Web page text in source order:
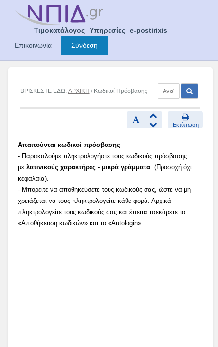
Τιμοκατάλογος Υπηρεσίες
e-postirixis
Επικοινωνία
Σύνδεση
ΒΡΙΣΚΕΣΤΕ ΕΔΩ: ΑΡΧΙΚΗ / Κωδικοί Πρόσβασης
Εκτύπωση
Απαιτούνται κωδικοί πρόσβασης
- Παρακαλούμε πληκτρολογήστε τους κωδικούς πρόσβασης
με λατινικούς χαρακτήρες - μικρά γράμματα(Προσοχή όχι
κεφαλαία).
- Μπορείτε να αποθηκεύσετε τους κωδικούς σας, ώστε να μη
χρειάζεται να τους πληκτρολογείτε κάθε φορά: Αρχικά
πληκτρολογείτε τους κωδικούς σας και έπειτα τσεκάρετε το
«Αποθήκευση κωδικών» και το «Autologin».